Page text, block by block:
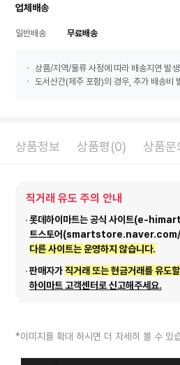
업체배송
일반배송 무료배송
상품/지역/물류 사정에 따라 배송지연 발
도서산간(제주 포함)의 경우, 추가 배송비
상품정보 상품평(0) 상품문
직거래 유도 주의 안내
롯데하이마트는 공식 사이트(e-
트스토어(smartstore.naver.com/
다른 사이트는 운영하지 않습니다.
판매자가직거래 또는 현금거래를 유도
하이마트 고객센터로 신고해주세요.
*이미지를 확대 하시면 더 자세히 볼 수 있